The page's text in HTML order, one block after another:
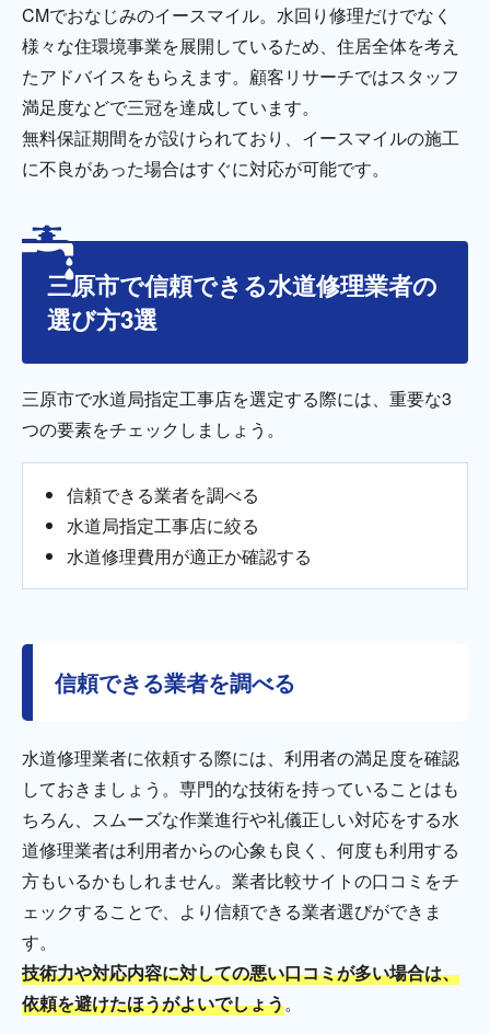
CMでおなじみのイースマイル。水回り修理だけでなく
様々な住環境事業を展開しているため、住居全体を考え
たアドバイスをもらえます。顧客リサーチではスタッフ
満足度などで三冠を達成しています。
無料保証期間をが設けられており、イースマイルの施工
に不良があった場合はすぐに対応が可能です。
三原市で信頼できる水道修理業者の
選び方3選
三原市で水道局指定工事店を選定する際には、重要な3
つの要素をチェックしましょう。
信頼できる業者を調べる
水道局指定工事店に絞る
水道修理費用が適正か確認する
信頼できる業者を調べる
水道修理業者に依頼する際には、利用者の満足度を確認
しておきましょう。専門的な技術を持っていることはも
ちろん、スムーズな作業進行や礼儀正しい対応をする水
道修理業者は利用者からの心象も良く、何度も利用する
方もいるかもしれません。業者比較サイトの口コミをチ
ェックすることで、より信頼できる業者選びができま
す。
技術力や対応内容に対しての悪い口コミが多い場合は、
依頼を避けたほうがよいでしょう。